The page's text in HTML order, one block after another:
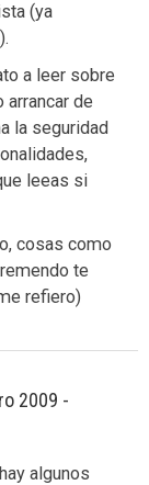
(ya
a leer sobre
de
la seguridad
leeas si
cosas como
te
refiero)
2009 -
algunos